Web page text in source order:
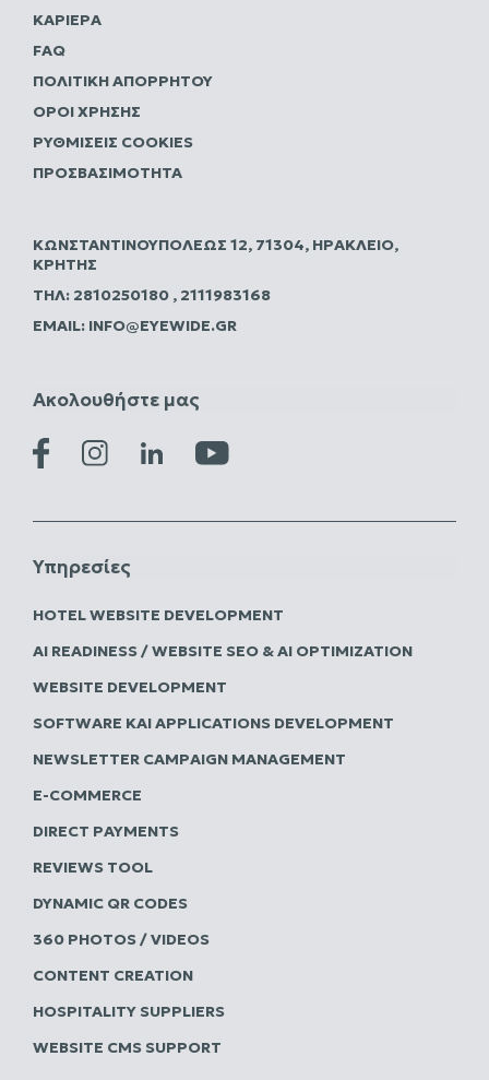
ΚΑΡΙΈΡΑ
FAQ
ΠΟΛΙΤΙΚΗ ΑΠΟΡΡΗΤΟΥ
ΌΡΟΙ ΧΡΉΣΗΣ
ΡΥΘΜΊΣΕΙΣ COOKIES
ΠΡΟΣΒΑΣΙΜΌΤΗΤΑ
ΚΩΝΣΤΑΝΤΙΝΟΥΠΌΛΕΩΣ 12, 71304, ΗΡΆΚΛΕΙΟ,
ΚΡΉΤΗΣ
ΤΗΛ: 2810250180 , 2111983168
EMAIL: INFO@EYEWIDE.GR
Ακολουθήστε μας
Υπηρεσίες
HOTEL WEBSITE DEVELOPMENT
AI READINESS / WEBSITE SEO & AI OPTIMIZATION
WEBSITE DEVELOPMENT
SOFTWARE ΚΑΙ APPLICATIONS DEVELOPMENT
NEWSLETTER CAMPAIGN MANAGEMENT
E-COMMERCE
DIRECT PAYMENTS
REVIEWS TOOL
DYNAMIC QR CODES
360 PHOTOS / VIDEOS
CONTENT CREATION
HOSPITALITY SUPPLIERS
WEBSITE CMS SUPPORT